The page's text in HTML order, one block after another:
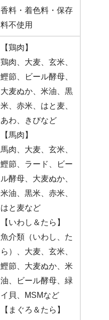
香料・着色料・保存
料不使用
【鶏肉】
鶏肉、大麦、玄米、
鰹節、ビール酵母、
大麦ぬか、米油、黒
米、赤米、はと麦、
あわ、きびなど
【馬肉】
馬肉、大麦、玄米、
鰹節、ラード、ビー
ル酵母、大麦ぬか、
米油、黒米、赤米、
はと麦など
【いわし＆たら】
魚介類（いわし、た
ら）、大麦、玄米、
鰹節、大麦ぬか、米
油、ビール酵母、緑
イ貝、MSMなど
【まぐろ＆たら】